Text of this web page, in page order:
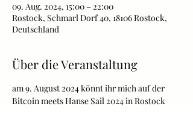
09. Aug. 2024, 15:00 – 22:00
Rostock, Schmarl Dorf 40, 18106 Rostock,
Deutschland
Über die Veranstaltung
am 9. August 2024 könnt ihr mich auf der
Bitcoin meets Hanse Sail 2024 in Rostock